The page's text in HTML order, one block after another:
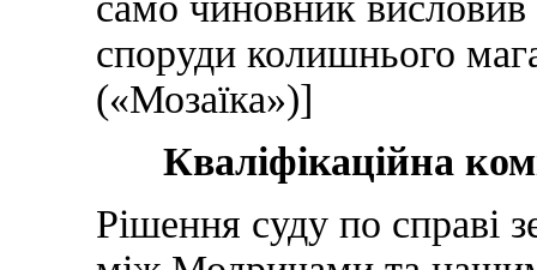
споруди колишнього
(«Мозаїка»)]
Кваліфікаційна
Рішення суду по справі